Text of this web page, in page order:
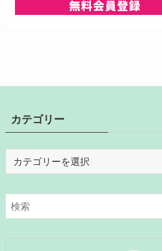
カテゴリー
リ